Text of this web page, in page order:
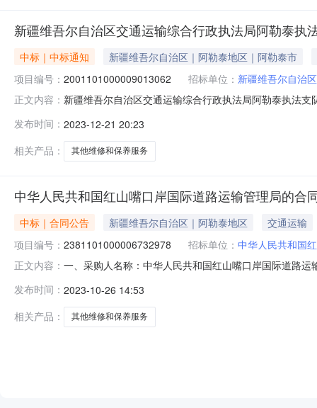
新疆维吾尔自治区交通运输综合行政执法局阿勒泰
中标｜中标通知
新疆维吾尔自治区｜阿勒泰地区｜阿勒泰市
项目编号： 2001101000009013062 招标单位： 新疆维吾尔自治
正文内容： 新疆维吾尔自治区交通运输综合行政执法局阿勒泰执法
目联系人:阿依沙拉·达吾列提汗项目联系电话
发布时间： 2023-12-21 20:23
相关产品：
其他维修和保养服务
中华人民共和国红山嘴口岸国际道路运输管理局的合
中标｜合同公告 新疆维吾尔自治区｜阿勒泰地区
交通运输
项目编号： 2381101000006732978 招标单位： 中华人民共和国
正文内容： 一、采购人名称：中华人民共和国红山嘴口岸国际道路
和保养服务详见附件批次1.04000040000服务要求或标
发布时间： 2023-10-26 14:53
相关产品：
其他维修和保养服务